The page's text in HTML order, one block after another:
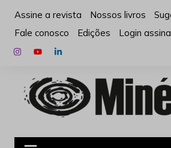
para
conteúdo
Assine a revista Nossos livros
Fale conosco
Edições Login